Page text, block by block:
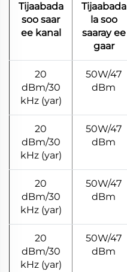
Tijaabada
la soo
saaray ee
gaar
Tijaabada
soo saar
ee kanal
50W/47
dBm
20
dBm/30
kHz (yar)
50W/47
dBm
20
dBm/30
kHz (yar)
50W/47
dBm
20
dBm/30
kHz (yar)
50W/47
dBm
20
dBm/30
kHz (yar)